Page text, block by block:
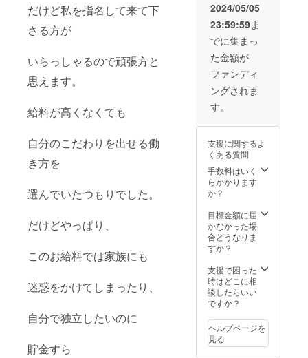
だけど私を指名して来て下
さる方が
いらっしゃるので頑張方と
思えます。
給料が高くなくても
自分のこだわりを出せる働
き方を
選んでいたつもりでした。
だけどやっぱり、
このお給料では家族にも
迷惑をかけてしまったり、
自分で独立したいのに
貯金すら
2024/05/05
23:59:59ま
でに集まっ
た金額が
ファンディ
ングされま
す。
支援に関するよ
くある質問
手数料はいく
らかかります
か？
目標金額に届
かなかった場
合どうなりま
すか？
支援で困った
時はどこに相
談したらいい
ですか？
ヘルプページを
見る